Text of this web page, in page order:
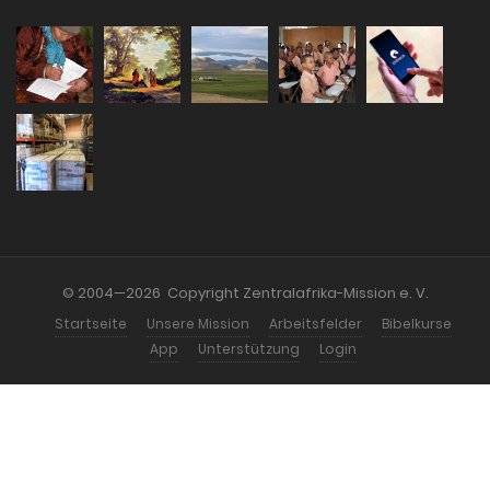
© 2004—2026 Copyright Zentralafrika-Mission e. V.
Startseite Unsere Mission Arbeitsfelder
Bibelkurse
App
Unterstützung Login